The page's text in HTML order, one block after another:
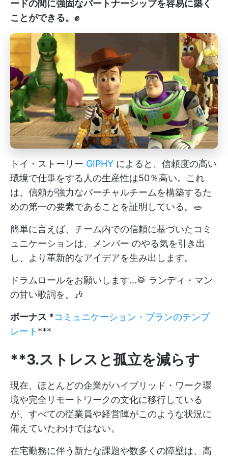
ードの間に強固なパートナーシップを容易に築く
ことができる。✊
トイ・ストーリー GIPHY によると、信頼度の高い
環境で仕事をする人の生産性は50％高い。これ
は、信頼が強力なバーチャルチームを構築するた
めの第一の要素であることを証明している。🥗
簡単に言えば、チーム内での信頼に基づいたコミ
ュニケーションは、メンバー のやる気を引き出
し、より革新的なアイデアを生み出します。
ドラムロールをお願いします...🥁 ランディ・マン
の甘い歌詞を。🎶
ボーナス *コミュニケーション・プランのテンプ
レート ***
**3.ストレスと孤立を減らす
現在、ほとんどの企業がハイブリッド・ワーク環
境や完全リモートワークの文化に移行している
が、すべての従業員や経営陣がこのような状況に
備えていたわけではない。
在宅勤務に伴う新たな課題や数多くの障壁は、高